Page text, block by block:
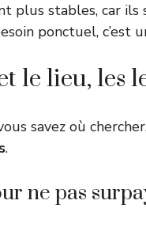
plus stables, car
ponctuel, c’est
le lieu, les
savez où
.
ne pas